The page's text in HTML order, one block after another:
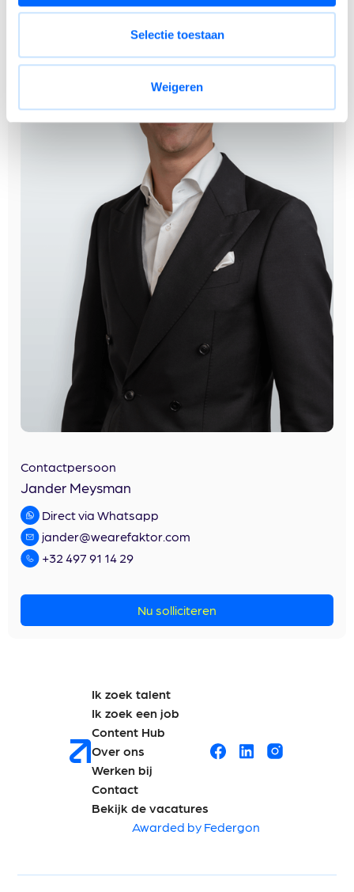
Selectie toestaan
Weigeren
Contactpersoon
Jander Meysman
Direct via Whatsapp
jander@wearefaktor.com
+32 497 91 14 29
Nu solliciteren
Ik zoek talent
Ik zoek een job
Content Hub
Over ons
Werken bij
Contact
Bekijk de vacatures
Awarded by Federgon